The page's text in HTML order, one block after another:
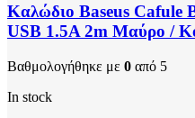
Καλώδιο Baseus Cafule
USB 1.5A 2m Μαύρο /
Βαθμολογήθηκε με 0 από 5
In stock